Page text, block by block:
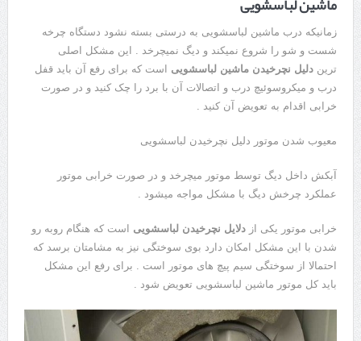
زمانیکه درب ماشین لباسشویی به درستی بسته نشود دستگاه چرخه
شست و شو را شروع نمیکند و دیگ نمیچرخد . این مشکل اصلی
ترین دلیل نچرخیدن ماشین لباسشویی است که برای رفع آن باید قفل
درب و میکروسوئیچ درب و اتصالات آن با برد را چک کنید و در صورت
خرابی اقدام به تعویض آن کنید .
معیوب شدن موتور دلیل نچرخیدن لباسشویی
آبکش داخل دیگ توسط موتور میچرخد و در صورت خرابی موتور
عملکرد چرخش دیگ با مشکل مواجه میشود .
خرابی موتور یکی از دلایل نچرخیدن لباسشویی است که هنگام روبه رو
شدن با این مشکل امکان دارد بوی سوختگی نیز به مشامتان برسد که
احتمالا از سوختگی سیم پیچ های موتور است . برای رفع این مشکل
باید کل موتور ماشین لباسشویی تعویض شود .